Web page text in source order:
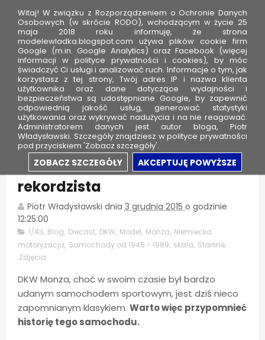
a
DKW Monza - Plastikowy
rekordzista
Piotr Władysławski dnia 3 grudnia 2015 o godzinie
12:25:00
1/43, Blog, Diecast, DKW, Model, Monza, Niemiecka
motoryzacja, Samochody od 1945 - 1989, skala, Starline,
Zdjęcia
DKW Monza, choć w swoim czasie był bardzo
udanym samochodem sportowym, jest dziś nieco
zapomnianym klasykiem. Warto więc przypomnieć
historię tego samochodu.
Witaj! W związku z Rozporządzeniem o Ochronie Danych
Osobowych (w skrócie RODO), wchodzącym w życie 25
maja 2018 roku informuję, że strona
modelewladka.blogspot.com używa plików cookie firm
Google (m.in. Google Analytics) oraz Facebook (więcej
informacji w polityce prywatności i cookies), by móc
świadczyć Ci usługi i analizować ruch. Informacje o tym, jak
korzystasz z tej strony, Twój adres IP i nazwa klienta
użytkownika oraz dane dotyczące wydajności i
bezpieczeństwa są udostępniane Google, by zapewnić
odpowiednią jakość usług, generować statystyki
użytkowania oraz wykrywać nadużycia i na nie reagować.
Administratorem danych jest autor bloga, Piotr
Władysławski. Szczegóły znajdziesz w polityce prywatności
pod przyciskiem 'Zobacz szczegóły'.
ZOBACZ SZCZEGÓŁY AKCEPTUJĘ POWYŻSZE